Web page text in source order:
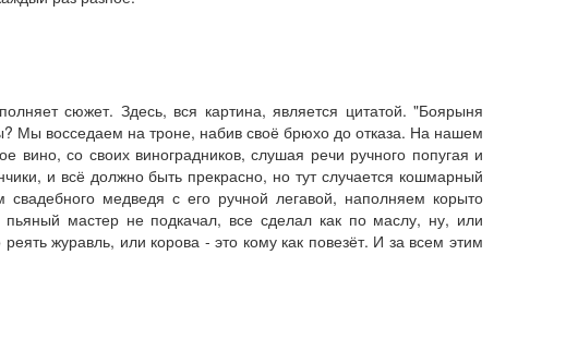
сюжет. Здесь, вся картина, является цитатой. "Боярыня
Мы восседаем на троне, набив своё брюхо до отказа. На нашем
со своих виноградников, слушая речи ручного попугая и
и всё должно быть прекрасно, но тут случается кошмарный
медведя с его ручной легавой, наполняем корыто
мастер не подкачал, все сделал как по маслу, ну, или
журавль, или корова - это кому как повезёт. И за всем этим